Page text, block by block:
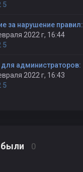
5
за нарушение правил:
2022 г, 16:44
5
администраторов:
2022 г, 16:43
5
были 0